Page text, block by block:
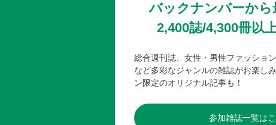
バックナンバーから
2,400誌/4,300冊以
総合週刊誌、女性・男性ファッショ
など多彩なジャンルの雑誌がお楽し
ン限定のオリジナル記事も！
参加雑誌一覧は